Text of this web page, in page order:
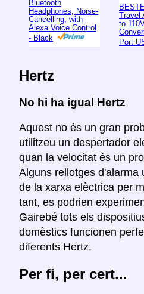
Bluetooth
Headphones, Noise-
Cancelling, with
Alexa Voice Control
- Black
Travel
to
Port
Hertz
No hi ha igual Hertz
Aquest no és un gran
utilitzeu un despertador
quan la velocitat és un
Alguns rellotges d'alarma
de la xarxa elèctrica per
tant, es podrien
Gairebé tots els
domèstics funcionen
diferents Hertz.
Per fi, per cert...